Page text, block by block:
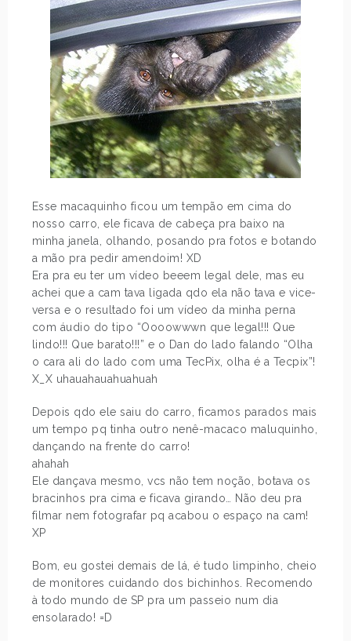
Esse macaquinho ficou um tempão em cima do
nosso carro, ele ficava de cabeça pra baixo na
minha janela, olhando, posando pra fotos e botando
a mão pra pedir amendoim! XD
Era pra eu ter um vídeo beeem legal dele, mas eu
achei que a cam tava ligada qdo ela não tava e vice-
versa e o resultado foi um vídeo da minha perna
com áudio do tipo “Oooowwwn que legal!!! Que
lindo!!! Que barato!!!” e o Dan do lado falando “Olha
o cara ali do lado com uma TecPix, olha é a Tecpix”!
X_X uhauahauahuahuah
Depois qdo ele saiu do carro, ficamos parados mais
um tempo pq tinha outro nenê-macaco maluquinho,
dançando na frente do carro!
ahahah
Ele dançava mesmo, vcs não tem noção, botava os
bracinhos pra cima e ficava girando… Não deu pra
filmar nem fotografar pq acabou o espaço na cam!
XP
Bom, eu gostei demais de lá, é tudo limpinho, cheio
de monitores cuidando dos bichinhos. Recomendo
à todo mundo de SP pra um passeio num dia
ensolarado! =D